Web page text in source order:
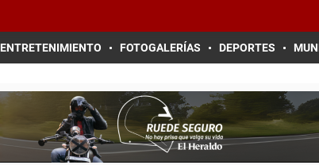
ENTRETENIMIENTO FOTOGALERÍAS DEPORTES